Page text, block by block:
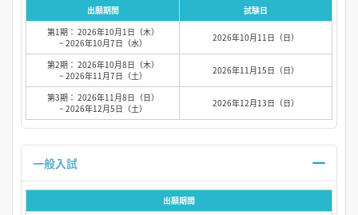
出願期間
試験日
第1期： 2026年10月1日（木）
~ 2026年10月7日（水）
2026年10月11日（日）
第2期： 2026年10月8日（木）
~ 2026年11月7日（土）
2026年11月15日（日）
第3期： 2026年11月8日（日）
~ 2026年12月5日（土）
2026年12月13日（日）
出願期間